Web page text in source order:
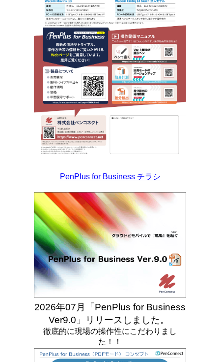
PenPlus for Business チラシ
2026年07月「PenPlus for Business
Ver9.0」リリースしました。
徹底的に現場の操作性にこだわりまし
た！！